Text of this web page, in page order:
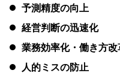
予測精度の向上
経営判断の迅速化
業務効率化・働き方改
人的ミスの防止